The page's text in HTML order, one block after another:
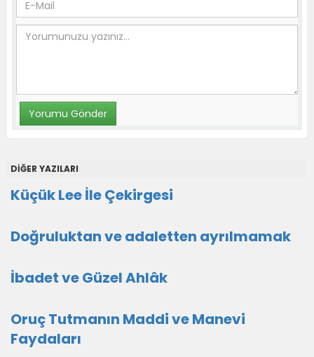
DİĞER YAZILARI
Küçük Lee İle Çekirgesi
Doğruluktan ve adaletten ayrılmamak
İbadet ve Güzel Ahlâk
Oruç Tutmanın Maddi ve Manevi
Faydaları